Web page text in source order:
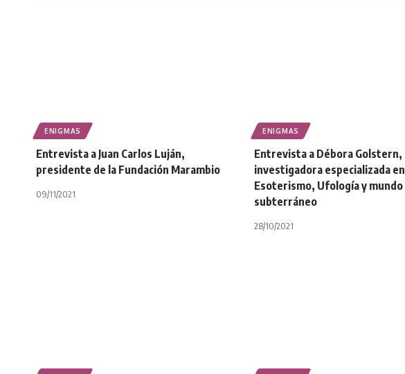
ENIGMAS
Entrevista a Juan Carlos Luján,
presidente de la Fundación Marambio
09/11/2021
ENIGMAS
Entrevista a Débora Golstern,
investigadora especializada en
Esoterismo, Ufología y mundo
subterráneo
28/10/2021